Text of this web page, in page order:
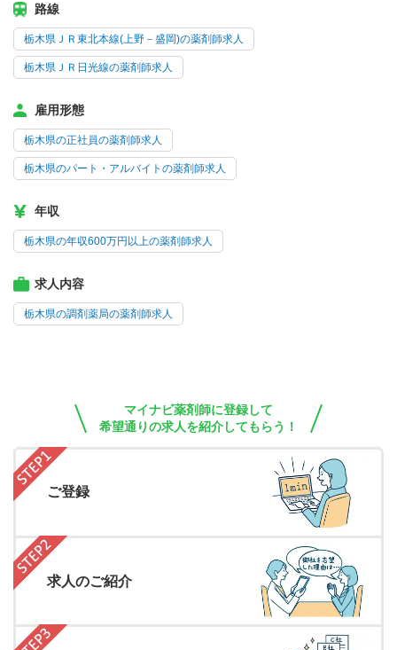
路線
栃木県ＪＲ東北本線(上野－盛岡)の薬剤師求人
栃木県ＪＲ日光線の薬剤師求人
雇用形態
栃木県の正社員の薬剤師求人
栃木県のパート・アルバイトの薬剤師求人
年収
栃木県の年収600万円以上の薬剤師求人
求人内容
栃木県の調剤薬局の薬剤師求人
マイナビ薬剤師に登録して
希望通りの求人を紹介してもらう！
ご登録
求人のご紹介